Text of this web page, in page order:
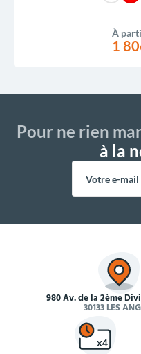
À
1
Pour ne rien
à la
980 Av. de la 2ème
30133 LES